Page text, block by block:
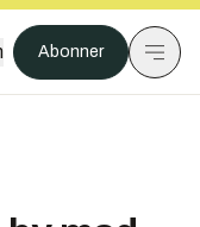
Abonner